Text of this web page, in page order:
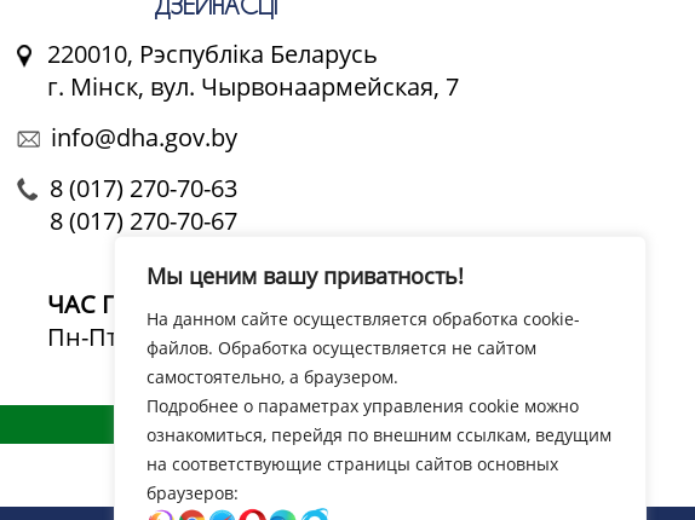
Мы ценим вашу приватность!
На данном сайте осуществляется обработка cookie-
файлов. Обработка осуществляется не сайтом
самостоятельно, а браузером.
Подробнее о параметрах управления cookie можно
ознакомиться, перейдя по внешним ссылкам, ведущим
на соответствующие страницы сайтов основных
браузеров:
220010, Рэспубліка Беларусь
г. Мінск, вул. Чырвонаармейская, 7
info@dha.gov.by
8 (017) 270-70-63
8 (017) 270-70-67
ЧАС ПРАЦЫ:
Пн-Пт: 09.00-13.00
14.00-18.00
Усе кантакты